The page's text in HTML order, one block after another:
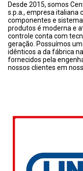
Desde 2015, somos
s.p.a., empresa italiana
componentes e
produtos é moderna e
controle conta com
geração. Possuímos
idênticos a da fábrica
fornecidos pela
nossos clientes em